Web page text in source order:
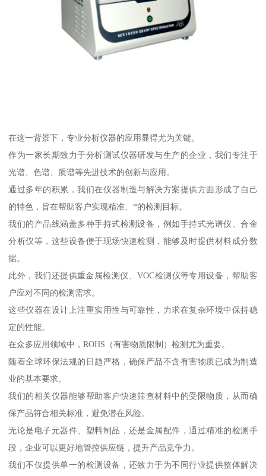
在这一背景下，专业分析仪器的应用显得尤为关键。
作为一家长期致力于分析测试仪器研发与生产的企业，我们专注于
光谱、色谱、质谱等先进技术的创新与应用。
通过多年的积累，我们在仪器制造与解决方案提供方面形成了自己
的特色，旨在帮助客户实现精准、*的检测目标。
我们的产品线涵盖多种手持式检测设备，例如手持式光谱仪、合金
分析仪等，这些设备便于现场快速检测，能够及时提供材料成分数
据。
此外，我们还提供重金属检测仪、VOC检测仪等专用设备，帮助客
户应对不同的检测需求。
这些仪器在设计上注重实用性与可靠性，力求在复杂环境中保持稳
定的性能。
在众多应用领域中，ROHS（有害物质限制）检测尤为重要。
随着全球环保法规的日趋严格，确保产品不含有害物质已成为制造
业的基本要求。
我们的相关仪器能够帮助客户快速筛查材料中的受限物质，从而确
保产品符合相关标准，避免潜在风险。
无论是电子元器件、塑料制品，还是金属配件，通过精准的检测手
段，企业可以更好地管控供应链，提升产品竞争力。
我们不仅提供单一的检测设备，还致力于为不同行业提供整体解决